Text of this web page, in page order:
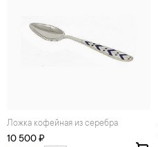
Ложка кофейная из серебра
10 500 ₽